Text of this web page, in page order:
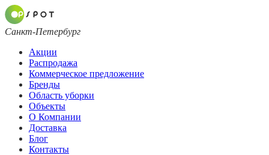
Санкт-Петербург
Акции
Распродажа
Коммерческое предложение
Бренды
Область уборки
Объекты
О Компании
Доставка
Блог
Контакты